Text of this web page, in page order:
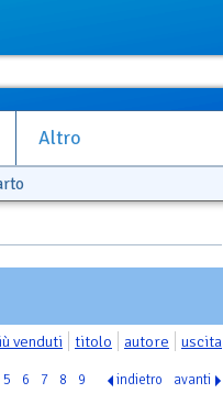
Altro
venduti titolo autore uscita
5 6 7 8 9 indietro avanti